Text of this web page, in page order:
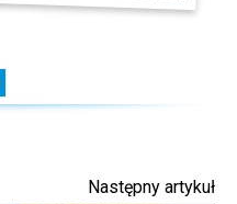
Następny artykuł